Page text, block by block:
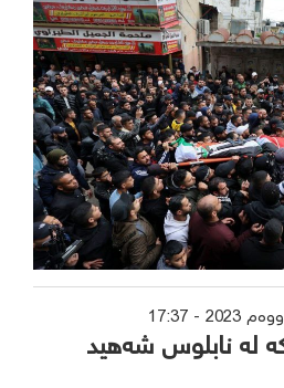
لە نابلوس شەهید